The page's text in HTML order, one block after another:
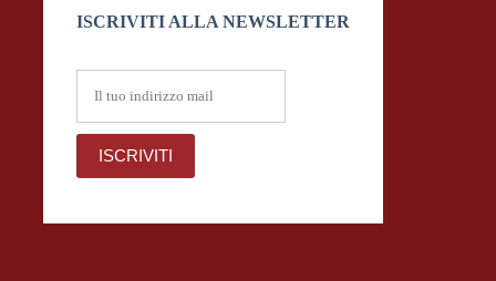
ISCRIVITI ALLA NEWSLETTER